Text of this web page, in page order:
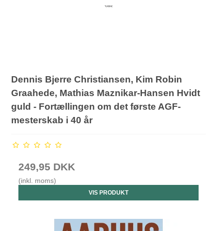
Dennis Bjerre Christiansen, Kim Robin
Graahede, Mathias Maznikar-Hansen Hvidt
guld - Fortællingen om det første AGF-
mesterskab i 40 år
249,95 DKK
(inkl. moms)
VIS PRODUKT